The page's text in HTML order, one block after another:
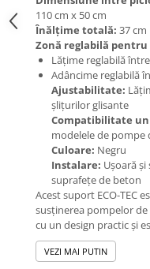
110 cm x 50 cm
Înălțime totală: 37 cm
Zonă reglabilă
Lățime reglabilă
Adâncime reglabilă
Ajustabilitate:
șlițurilor glisante
Compatibilitate
modelele de pompe
Culoare: Negru
Instalare: Ușoară
suprafețe de beton
Acest suport ECO-TEC
susținerea pompelor
cu un design practic și
VEZI MAI PUTIN